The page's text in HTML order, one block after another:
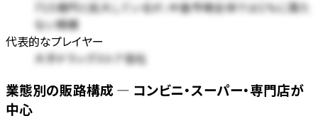
715億円と拡大しているが、中食市場全体では1%に満た
ない規模
代表的なプレイヤー
大手ドラッグストア各社
業態別の販路構成 — コンビニ・スーパー・専門店が
中心